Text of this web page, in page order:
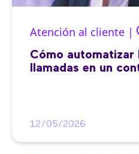
Atención al cliente |
Cómo automatizar
llamadas en un
12/05/2026